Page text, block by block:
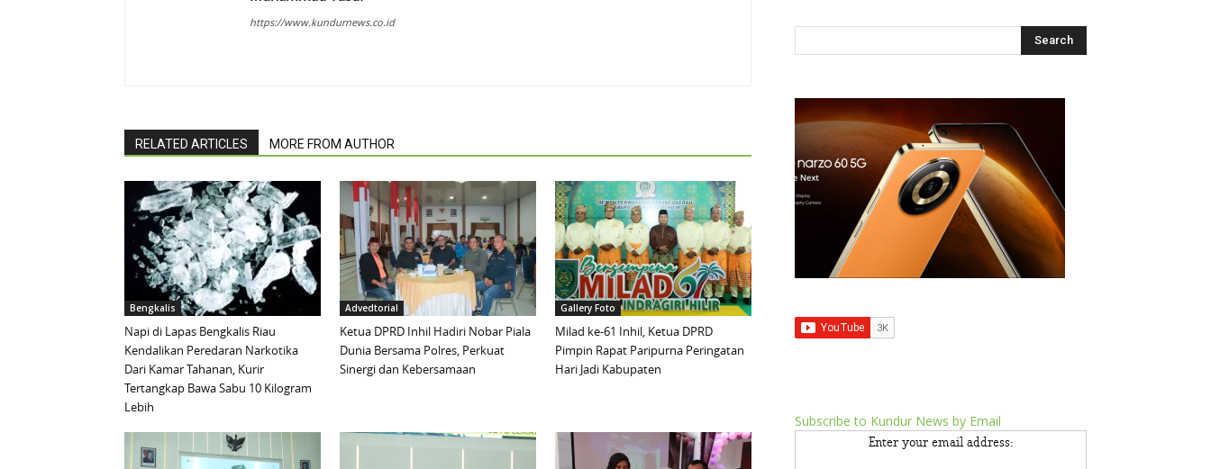
https://www.kundurnews.co.id
RELATED ARTICLES MORE FROM AUTHOR
Bengkalis
Napi di Lapas Bengkalis Riau
Kendalikan Peredaran Narkotika
Dari Kamar Tahanan, Kurir
Tertangkap Bawa Sabu 10 Kilogram
Lebih
Advedtorial
Ketua DPRD Inhil Hadiri Nobar Piala
Dunia Bersama Polres, Perkuat
Sinergi dan Kebersamaan
Gallery Foto
Milad ke-61 Inhil, Ketua DPRD
Pimpin Rapat Paripurna Peringatan
Hari Jadi Kabupaten
Subscribe to Kundur News by Email
Enter your email address: